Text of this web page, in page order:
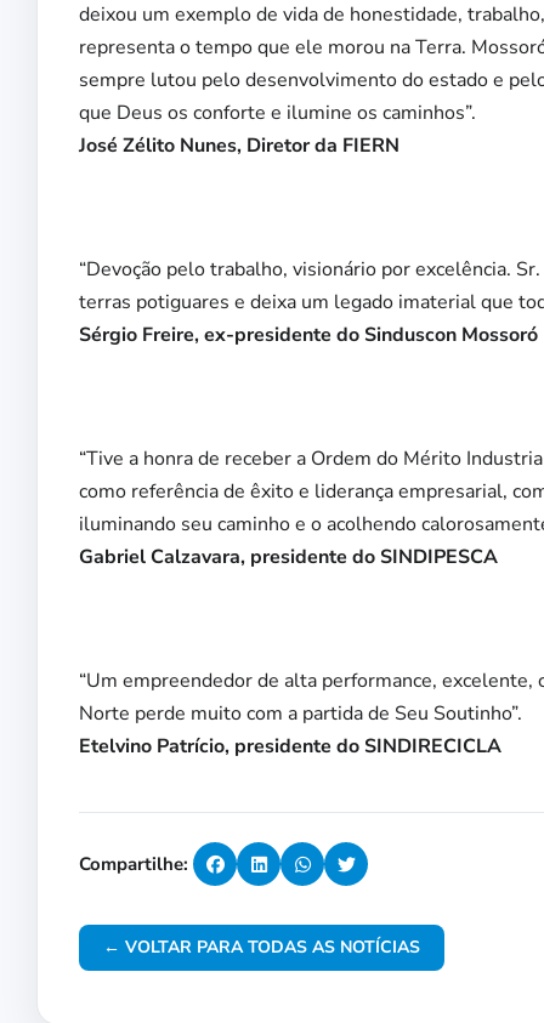
deixou um exemplo de vida de honestidade,
representa o tempo que ele morou na Terra.
sempre lutou pelo desenvolvimento do estado e
que Deus os conforte e ilumine os caminhos”.
José Zélito Nunes, Diretor da FIERN
“Devoção pelo trabalho, visionário por excelência.
terras potiguares e deixa um legado imaterial que
Sérgio Freire, ex-presidente do Sinduscon Mossoró
“Tive a honra de receber a Ordem do Mérito
como referência de êxito e liderança empresarial,
iluminando seu caminho e o acolhendo
Gabriel Calzavara, presidente do SINDIPESCA
“Um empreendedor de alta performance, excelente,
Norte perde muito com a partida de Seu Soutinho”.
Etelvino Patrício, presidente do SINDIRECICLA
Compartilhe:
← VOLTAR PARA TODAS AS NOTÍCIAS